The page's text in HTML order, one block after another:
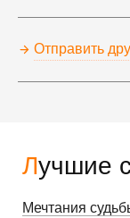
Лучшие
Мечтания
Отправить